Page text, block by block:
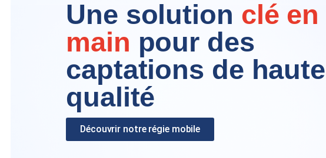
Une solution clé en
main pour des
captations de haute
qualité
Découvrir notre régie mobile